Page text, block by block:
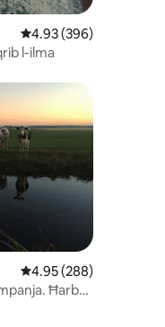
Rating medju ta' 4.93
4.93 (396)
l-ilma
ta' reviews: 630
Rating medju ta' 4.95
4.95 (288)
Ħarba